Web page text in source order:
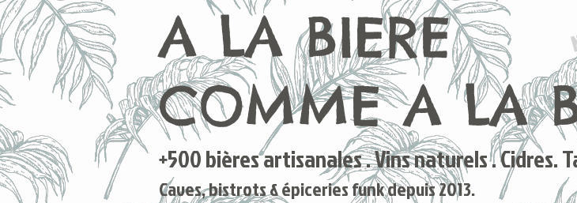
+500 bières artisanales . Vins naturels . Cidres.
Caves, bistrots & épiceries funk depuis 2013.
A LA BIERE
COMME A LA